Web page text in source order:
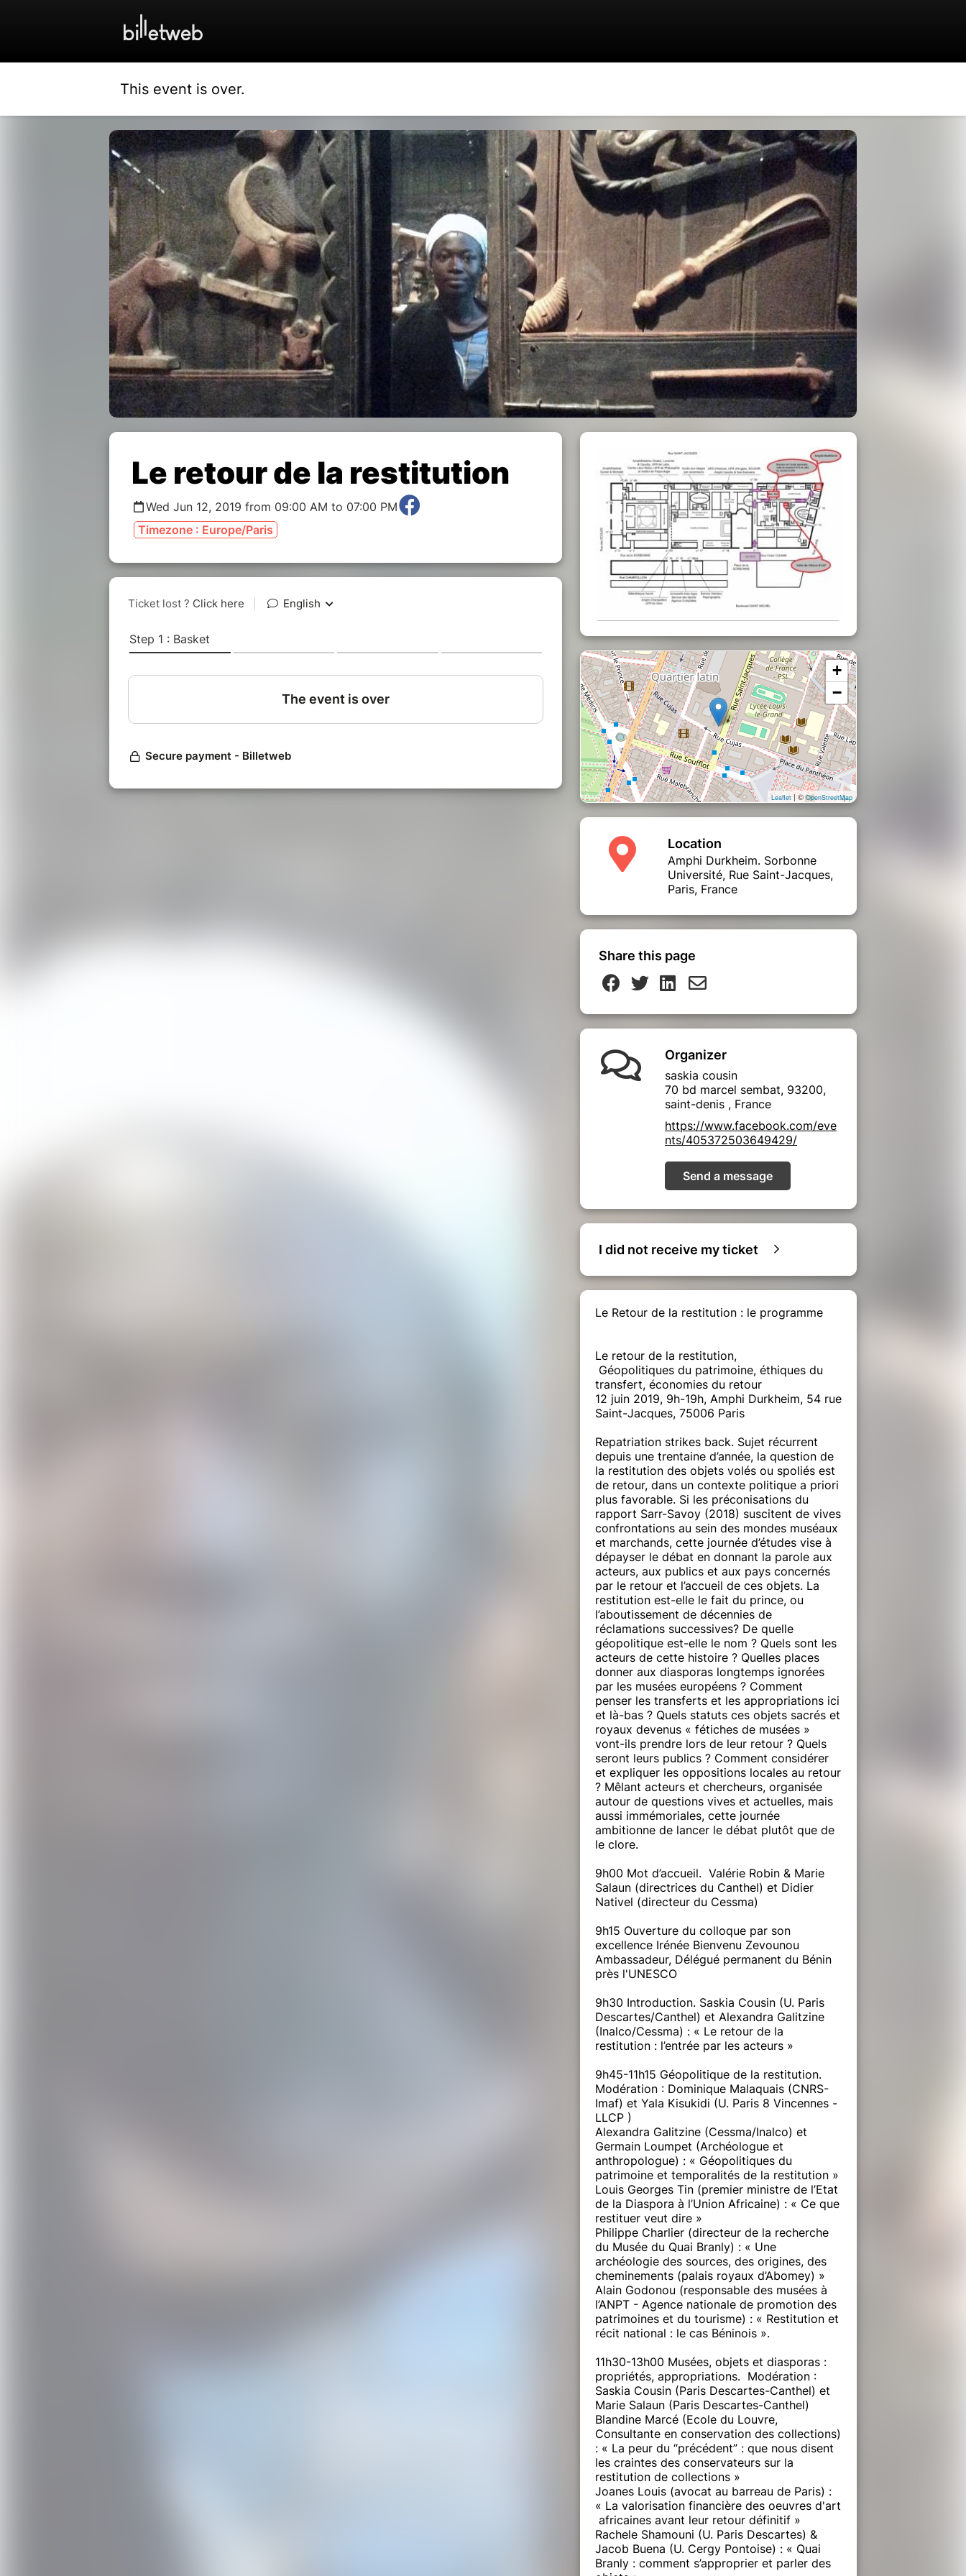
This event is over.
Le retour de la restitution
Wed Jun 12, 2019 from 09:00 AM to 07:00 PM
Timezone : Europe/Paris
+
−
Leaflet| ©OpenStreetMap
Location
Amphi Durkheim. Sorbonne
Université, Rue Saint-Jacques,
Paris, France
Share this page
Organizer
saskia cousin
70 bd marcel sembat, 93200,
saint-denis , France
https://www.facebook.com/eve
nts/405372503649429/
Send a message
I did not receive my ticket
Le Retour de la restitution : le programme
Le retour de la restitution,
Géopolitiques du patrimoine, éthiques du
transfert, économies du retour
12 juin 2019, 9h-19h, Amphi Durkheim, 54 rue
Saint-Jacques, 75006 Paris
Repatriation strikes back. Sujet récurrent
depuis une trentaine d’année, la question de
la restitution des objets volés ou spoliés est
de retour, dans un contexte politique a priori
plus favorable. Si les préconisations du
rapport Sarr-Savoy (2018) suscitent de vives
confrontations au sein des mondes muséaux
et marchands, cette journée d’études vise à
dépayser le débat en donnant la parole aux
acteurs, aux publics et aux pays concernés
par le retour et l’accueil de ces objets. La
restitution est-elle le fait du prince, ou
l’aboutissement de décennies de
réclamations successives? De quelle
géopolitique est-elle le nom ? Quels sont les
acteurs de cette histoire ? Quelles places
donner aux diasporas longtemps ignorées
par les musées européens ? Comment
penser les transferts et les appropriations ici
et là-bas ? Quels statuts ces objets sacrés et
royaux devenus « fétiches de musées »
vont-ils prendre lors de leur retour ? Quels
seront leurs publics ? Comment considérer
et expliquer les oppositions locales au retour
? Mêlant acteurs et chercheurs, organisée
autour de questions vives et actuelles, mais
aussi immémoriales, cette journée
ambitionne de lancer le débat plutôt que de
le clore.
9h00 Mot d’accueil. Valérie Robin & Marie
Salaun (directrices du Canthel) et Didier
Nativel (directeur du Cessma)
9h15 Ouverture du colloque par son
excellence Irénée Bienvenu Zevounou
Ambassadeur, Délégué permanent du Bénin
près l'UNESCO
9h30 Introduction. Saskia Cousin (U. Paris
Descartes/Canthel) et Alexandra Galitzine
(Inalco/Cessma) : « Le retour de la
restitution : l’entrée par les acteurs »
9h45-11h15 Géopolitique de la restitution.
Modération : Dominique Malaquais (CNRS-
Imaf) et Yala Kisukidi (U. Paris 8 Vincennes -
LLCP )
Alexandra Galitzine (Cessma/Inalco) et
Germain Loumpet (Archéologue et
anthropologue) : « Géopolitiques du
patrimoine et temporalités de la restitution »
Louis Georges Tin (premier ministre de l’Etat
de la Diaspora à l’Union Africaine) : « Ce que
restituer veut dire »
Philippe Charlier (directeur de la recherche
du Musée du Quai Branly) : « Une
archéologie des sources, des origines, des
cheminements (palais royaux d’Abomey) »
Alain Godonou (responsable des musées à
l’ANPT - Agence nationale de promotion des
patrimoines et du tourisme) : « Restitution et
récit national : le cas Béninois ».
11h30-13h00 Musées, objets et diasporas :
propriétés, appropriations. Modération :
Saskia Cousin (Paris Descartes-Canthel) et
Marie Salaun (Paris Descartes-Canthel)
Blandine Marcé (Ecole du Louvre,
Consultante en conservation des collections)
: « La peur du “précédent” : que nous disent
les craintes des conservateurs sur la
restitution de collections »
Joanes Louis (avocat au barreau de Paris) :
« La valorisation financière des oeuvres d'art
africaines avant leur retour définitif »
Rachele Shamouni (U. Paris Descartes) &
Jacob Buena (U. Cergy Pontoise) : « Quai
Branly : comment s’approprier et parler des